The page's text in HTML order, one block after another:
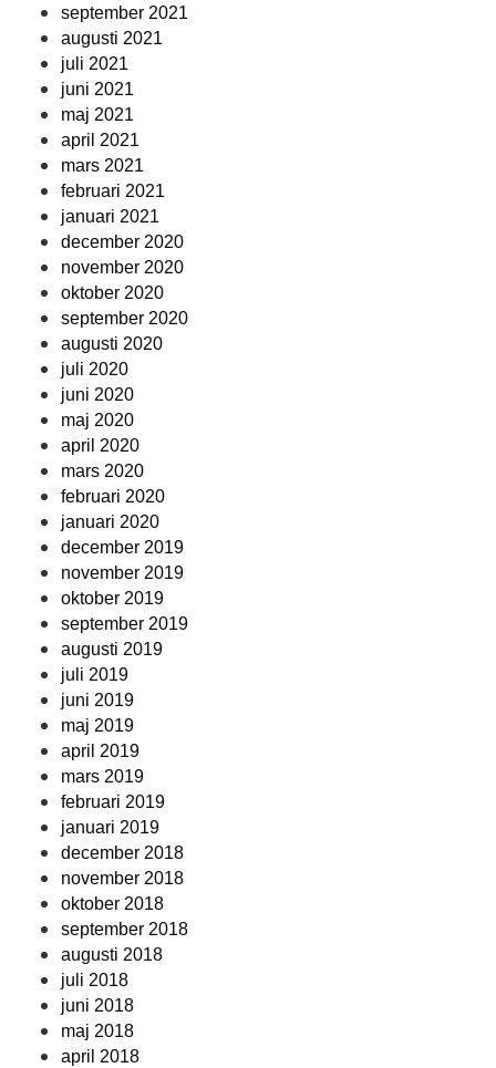
september 2021
augusti 2021
juli 2021
juni 2021
maj 2021
april 2021
mars 2021
februari 2021
januari 2021
december 2020
november 2020
oktober 2020
september 2020
augusti 2020
juli 2020
juni 2020
maj 2020
april 2020
mars 2020
februari 2020
januari 2020
december 2019
november 2019
oktober 2019
september 2019
augusti 2019
juli 2019
juni 2019
maj 2019
april 2019
mars 2019
februari 2019
januari 2019
december 2018
november 2018
oktober 2018
september 2018
augusti 2018
juli 2018
juni 2018
maj 2018
april 2018